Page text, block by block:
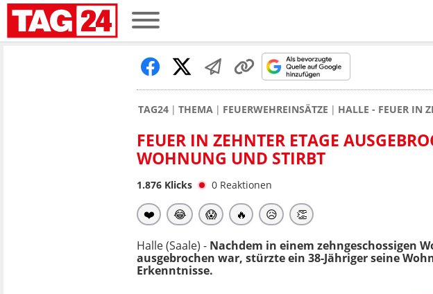
TAG24 THEMA FEUERWEHREINSÄTZE HALLE - FEUER IN
FEUER IN ZEHNTER ETAGE
WOHNUNG UND STIRBT
1.876 Klicks 0 Reaktionen
❤️ 😂 😱 🔥 😥 👏
Halle (Saale) - Nachdem in einem zehngeschossigen
ausgebrochen war, stürzte ein 38-Jähriger seine
Erkenntnisse.